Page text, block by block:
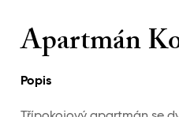
Apartmán
Popis